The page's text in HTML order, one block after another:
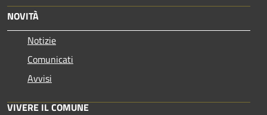
NOVITÀ
Notizie
Comunicati
Avvisi
VIVERE IL COMUNE